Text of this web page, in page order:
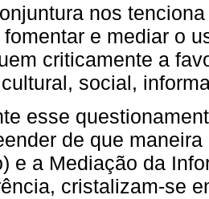
nos
fomentar e mediar o
criticamente a
social,
esse
de que
e a Mediação da
cristalizam-se